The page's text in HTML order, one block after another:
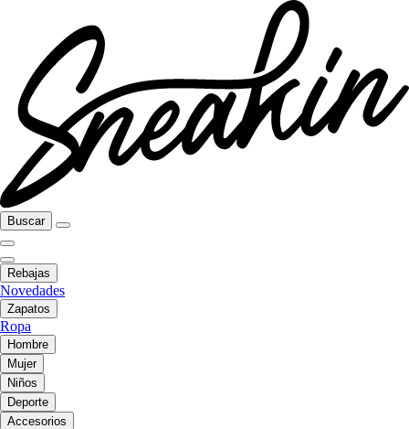
Buscar
Rebajas
Novedades
Zapatos
Ropa
Hombre
Mujer
Niños
Deporte
Accesorios